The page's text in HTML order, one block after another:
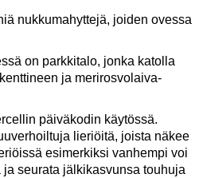
nukkumahyttejä, joiden ovessa
on parkkitalo, jonka katolla
ja merirosvolaiva-
päiväkodin käytössä.
lieriöitä, joista näkee
esimerkiksi vanhempi voi
seurata jälkikasvunsa touhuja